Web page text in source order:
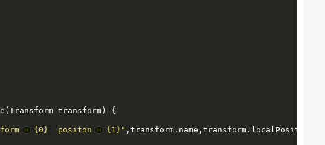
= {0}  positon = {1}" ,transform.name,transform.localPosition));